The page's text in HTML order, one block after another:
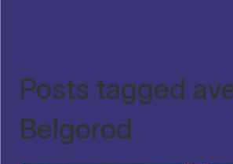
Posts tagged
Belgorod